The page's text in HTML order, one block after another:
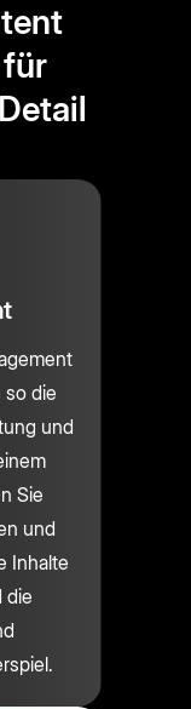
so die
und
Sie
und
Inhalte
die